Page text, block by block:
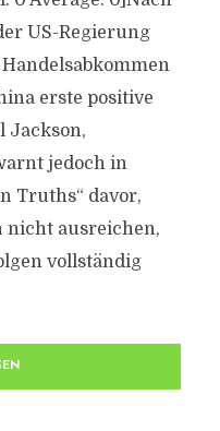
US-Regierung
erste positive
Jackson,
jedoch in
Truths“ davor,
nicht ausreichen,
vollständig